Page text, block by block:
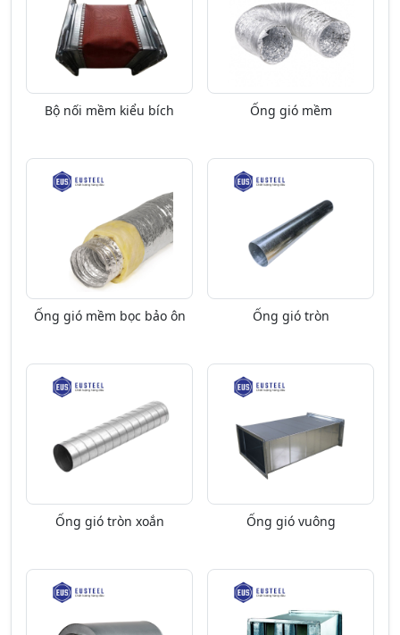
Bộ nối mềm kiểu bích Ống gió mềm
Ống gió mềm bọc bảo ôn Ống gió tròn
Ống gió tròn xoắn Ống gió vuông